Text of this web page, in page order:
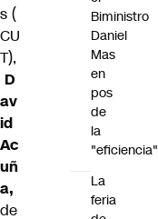
s (
CU
T),
D
av
id
Ac
uñ
a,
de
Biministro
Daniel
Mas
en
pos
de
la
"eficiencia"
La
feria